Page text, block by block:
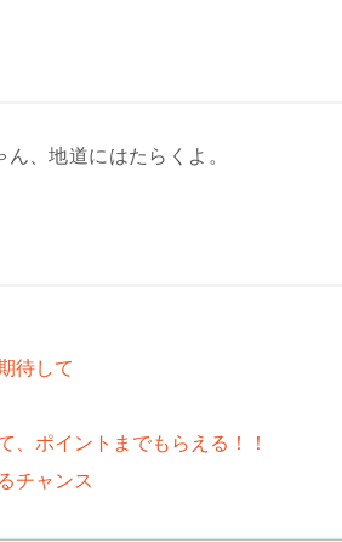
、地道にはたらくよ。
待して
、ポイントまでもらえる！！
チャンス